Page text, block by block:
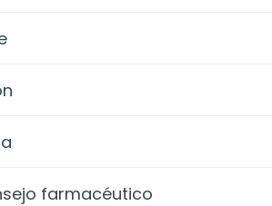
farmacéutico